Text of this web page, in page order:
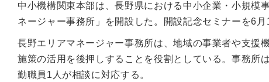
中小機構関東本部は、長野県における中小企業・小規模
ネージャー事務所」を開設した。開設記念セミナーを6月
長野エリアマネージャー事務所は、地域の事業者や支援
施策の活用を後押しすることを役割としている。事務所
勤職員1人が相談に対応する。